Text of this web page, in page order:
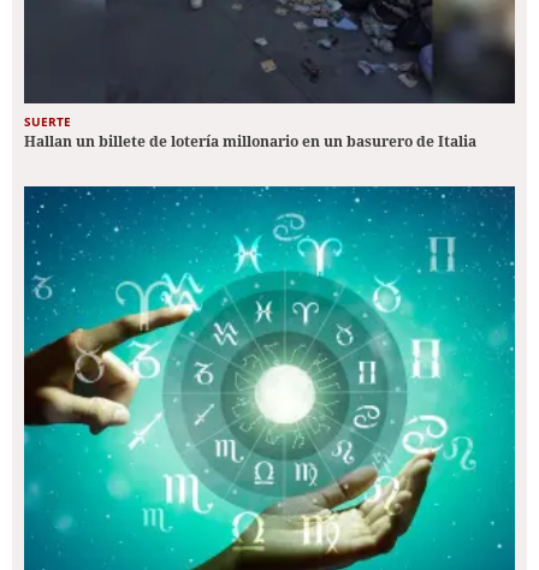
SUERTE
Hallan un billete de lotería millonario en un basurero de Italia